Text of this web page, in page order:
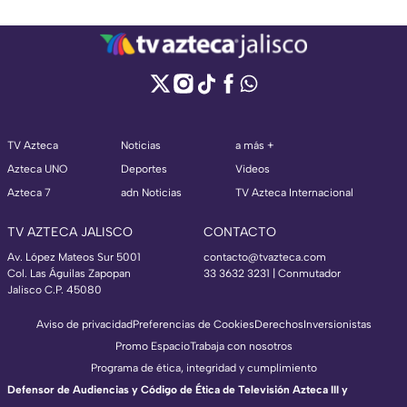
TV Azteca
Azteca UNO
Azteca 7
Noticias
Deportes
adn Noticias
a más +
Videos
TV Azteca Internacional
TV AZTECA JALISCO
Av. López Mateos Sur 5001
Col. Las Águilas Zapopan
Jalisco C.P. 45080
CONTACTO
contacto@tvazteca.com
33 3632 3231 | Conmutador
Aviso de privacidadPreferencias de CookiesDerechosInversionistas
Promo EspacioTrabaja con nosotros
Programa de ética, integridad y cumplimiento
Defensor de Audiencias y Código de Ética de Televisión Azteca III y